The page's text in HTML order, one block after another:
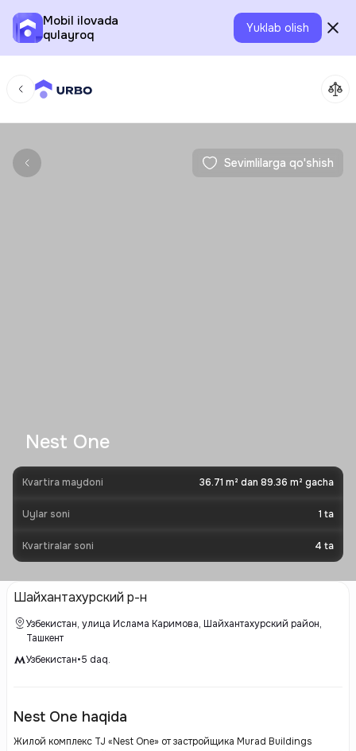
Mobil ilovada
qulayroq
Yuklab olish
Sevimlilarga qo'shish
Nest One
Kvartira maydoni 36.71 m² dan 89.36 m² gacha
Uylar soni 1 ta
Kvartiralar soni 4 ta
Шайхантахурский р-н
Узбекистан, улица Ислама Каримова, Шайхантахурский район,
Ташкент
Узбекистан•5 daq.
Nest One haqida
Жилой комплекс TJ «Nest One» от застройщика Murad Buildings